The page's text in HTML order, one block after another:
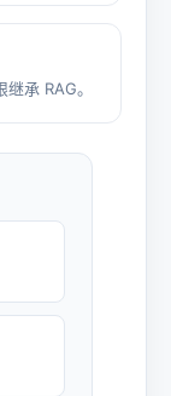
承 RAG。